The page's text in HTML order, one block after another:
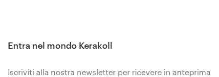
Entra nel mondo Kerakoll
Iscriviti alla nostra newsletter per ricevere in anteprima